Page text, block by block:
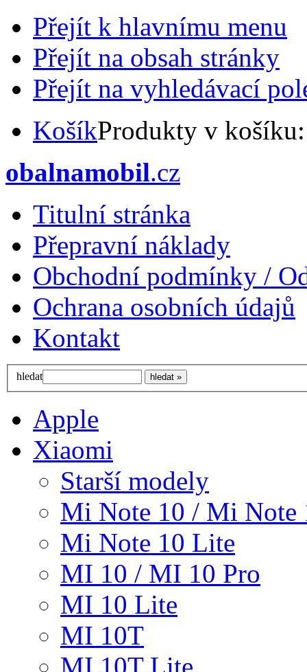
Přejít k hlavnímu menu
Přejít na obsah stránky
Přejít na vyhledávací
KošíkProdukty v
obalnamobil.cz
Titulní stránka
Přepravní náklady
Obchodní podmínky /
Ochrana osobních údajů
Kontakt
hledat
Apple
Xiaomi
Starší modely
Mi Note 10 / Mi Note
Mi Note 10 Lite
MI 10 / MI 10 Pro
MI 10 Lite
MI 10T
MI 10T Lite